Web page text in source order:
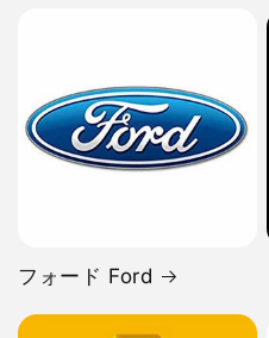
フォード Ford